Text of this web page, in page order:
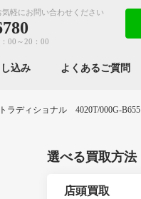
軽にお問い合わせください
00～20：00
込み よくあるご質問
ディショナル 4020T/000G-B655
選べる買取方法
店頭買取